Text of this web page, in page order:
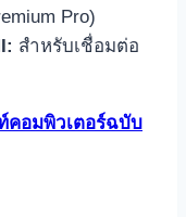
Pro)
สำหรับเชื่อมต่อ
อมพิวเตอร์ฉบับ